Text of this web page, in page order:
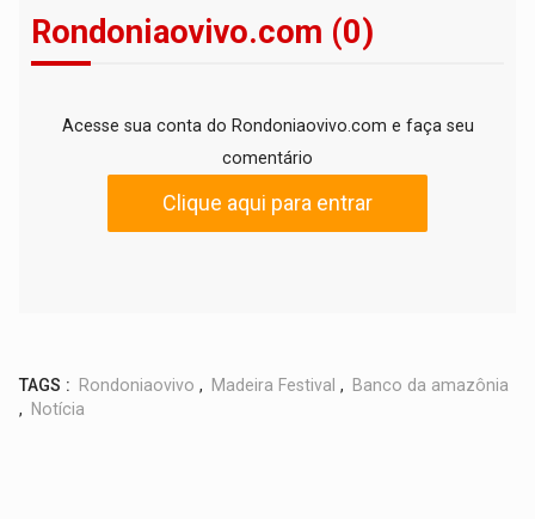
Rondoniaovivo.com (0)
Acesse sua conta do Rondoniaovivo.com e faça seu
comentário
Clique aqui para entrar
TAGS : Rondoniaovivo , Madeira Festival ,
Banco da amazônia
,
Notícia